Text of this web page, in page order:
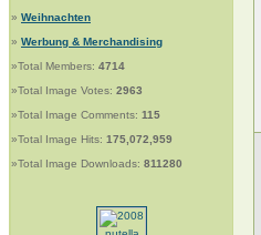
» Weihnachten
» Werbung & Merchandising
»Total Members: 4714
»Total Image Votes: 2963
»Total Image Comments: 115
»Total Image Hits: 175,072,959
»Total Image Downloads: 811280